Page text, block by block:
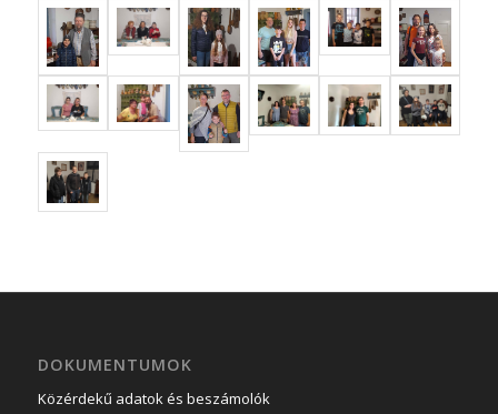
DOKUMENTUMOK
Közérdekű adatok és beszámolók